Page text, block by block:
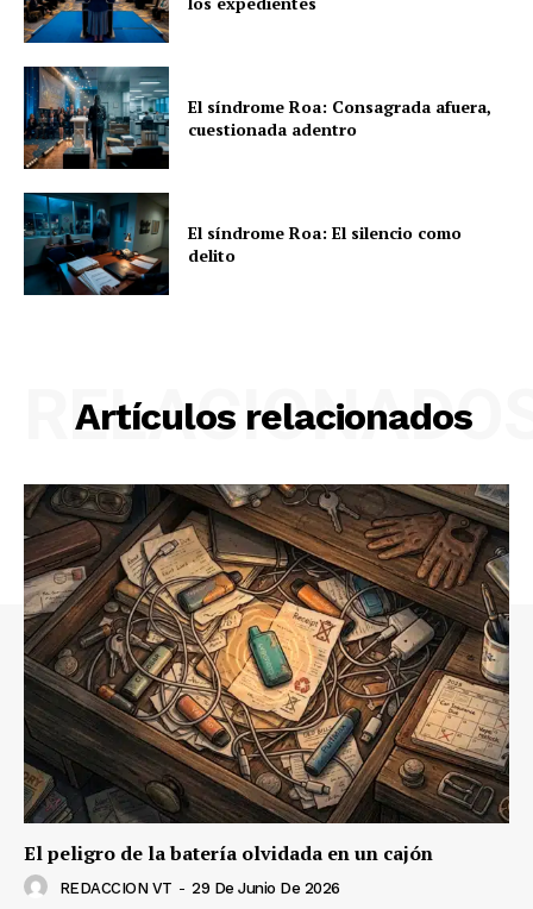
El síndrome Roa: Consagrada afuera,
cuestionada adentro
El síndrome Roa: El silencio como
delito
Artículos relacionados
El peligro de la batería olvidada en un cajón
REDACCION VT - 29 De Junio De 2026